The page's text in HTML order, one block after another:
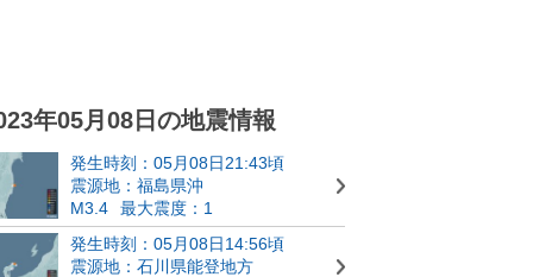
年05月08日の地震情報
発生時刻：05月08日21:43頃
震源地：福島県沖
M3.4
最大震度：1
発生時刻：05月08日14:56頃
震源地：石川県能登地方